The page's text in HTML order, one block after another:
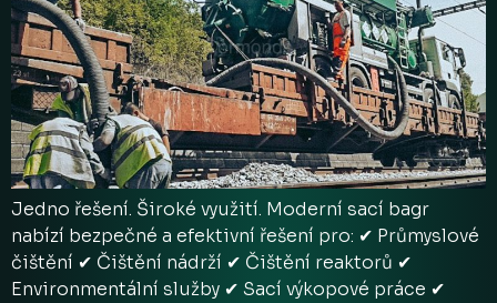
Jedno řešení. Široké využití. Moderní sací bagr
nabízí bezpečné a efektivní řešení pro: ✔ Průmyslové
čištění ✔ Čištění nádrží ✔ Čištění reaktorů ✔
Environmentální služby ✔ Sací výkopové práce ✔